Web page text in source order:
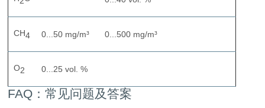
CH4 0...50 mg/m³ 0...500 mg/m³
O2 0...25 vol. %
FAQ：常见问题及答案